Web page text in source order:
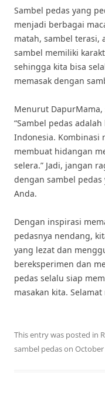
Sambel pedas yang
menjadi berbagai
matah, sambel terasi,
sambel memiliki
sehingga kita bisa
memasak dengan
Menurut
“Sambel pedas
Indonesia. Kombinasi
membuat hidangan
selera.” Jadi, jangan
dengan sambel
Anda.
Dengan inspirasi
pedasnya nendang,
yang lezat dan
bereksperimen dan
pedas selalu siap
masakan kita. Selamat
This entry was posted in
sambel pedason October